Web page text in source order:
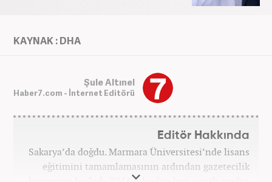
KAYNAK : DHA
Şule Altınel
Haber7.com - İnternet Editörü
Editör Hakkında
Sakarya’da doğdu. Marmara Üniversitesi’nde lisans
eğitimini tamamlamasının ardından gazetecilik